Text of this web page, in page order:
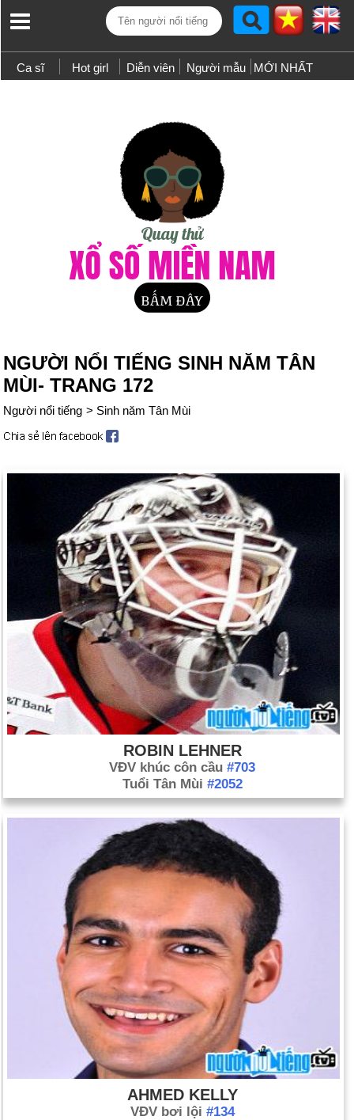
Ca sĩ Hot girl Diễn viên Người mẫu MỚI NHẤT
NGƯỜI NỔI TIẾNG SINH NĂM TÂN
MÙI- TRANG 172
Người nổi tiếng > Sinh năm Tân Mùi
ROBIN LEHNER
VĐV khúc côn cầu #703
Tuổi Tân Mùi #2052
AHMED KELLY
VĐV bơi lội #134